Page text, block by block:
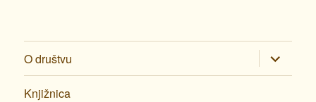
O društvu razširi
pod-
meni
Knjižnica